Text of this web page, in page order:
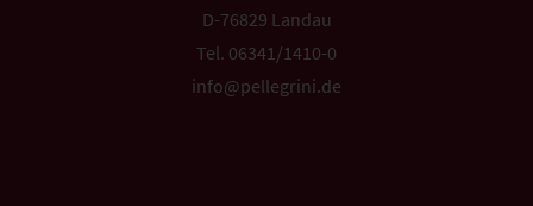
D-76829 Landau
Tel. 06341/1410-0
info@pellegrini.de